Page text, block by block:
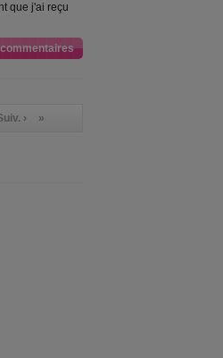
que j'ai reçu
› »